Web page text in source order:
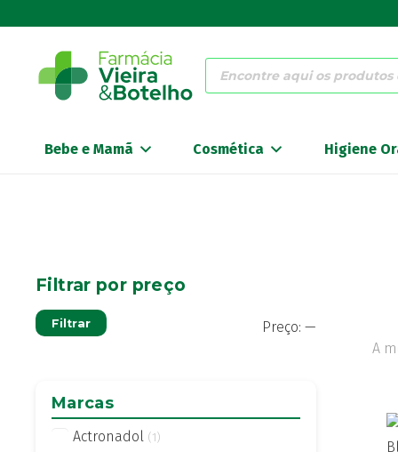
Products
search
Bebe e Mamã Cosmética Higiene
A
Filtrar por preço
Filtrar Preço: —
Marcas
Actronadol (1)